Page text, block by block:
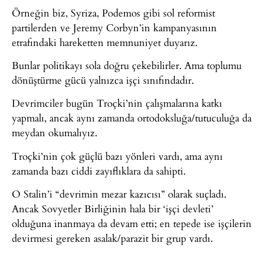
Örneğin biz, Syriza, Podemos gibi sol reformist
partilerden ve Jeremy Corbyn’in kampanyasının
etrafındaki hareketten memnuniyet duyarız.
Bunlar politikayı sola doğru çekebilirler. Ama toplumu
dönüştürme gücü yalnızca işçi sınıfındadır.
Devrimciler bugün Troçki’nin çalışmalarına katkı
yapmalı, ancak aynı zamanda ortodoksluğa/tutuculuğa da
meydan okumalıyız.
Troçki’nin çok güçlü bazı yönleri vardı, ama aynı
zamanda bazı ciddi zayıflıklara da sahipti.
O Stalin’i “devrimin mezar kazıcısı” olarak suçladı.
Ancak Sovyetler Birliğinin hala bir ‘işçi devleti’
olduğuna inanmaya da devam etti; en tepede ise işçilerin
devirmesi gereken asalak/parazit bir grup vardı.